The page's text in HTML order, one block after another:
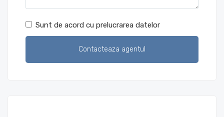
Sunt de acord cu prelucrarea datelor